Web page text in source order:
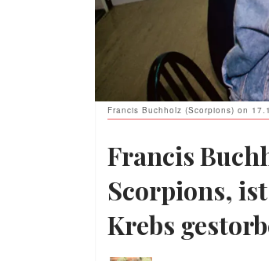
Francis Buchholz (Scorpions) on
Francis
Scorpions,
Krebs